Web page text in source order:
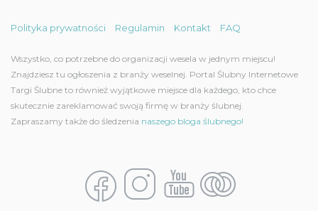
Polityka prywatności Regulamin Kontakt FAQ
Wszystko, co potrzebne do organizacji wesela w jednym miejscu!
Znajdziesz tu ogłoszenia z branży weselnej. Portal Ślubny Internetowe
Targi Ślubne to również wyjątkowe miejsce dla każdego, kto chce
skutecznie zareklamować swoją firmę w branży ślubnej.
Zapraszamy także do śledzenia naszego bloga ślubnego!